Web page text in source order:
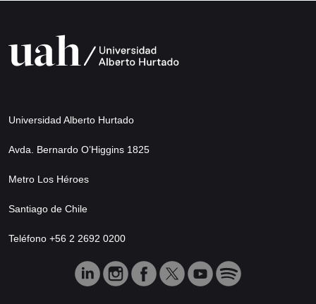
Universidad Alberto Hurtado
Avda. Bernardo O’Higgins 1825
Metro Los Héroes
Santiago de Chile
Teléfono +56 2 2692 0200